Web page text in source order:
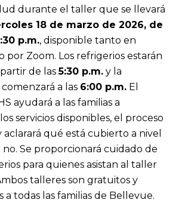
durante el taller que se llevará
18 de marzo de 2026, de
p.m., disponible tanto en
por Zoom. Los refrigerios estarán
de las5:30 p.m. y la
a las 6:00 p.m. El
ayudará a las familias a
servicios disponibles, el proceso
aclarará qué está cubierto a nivel
Se proporcionará cuidado de
para quienes asistan al taller
talleres son gratuitos y
a todas las familias de Bellevue.